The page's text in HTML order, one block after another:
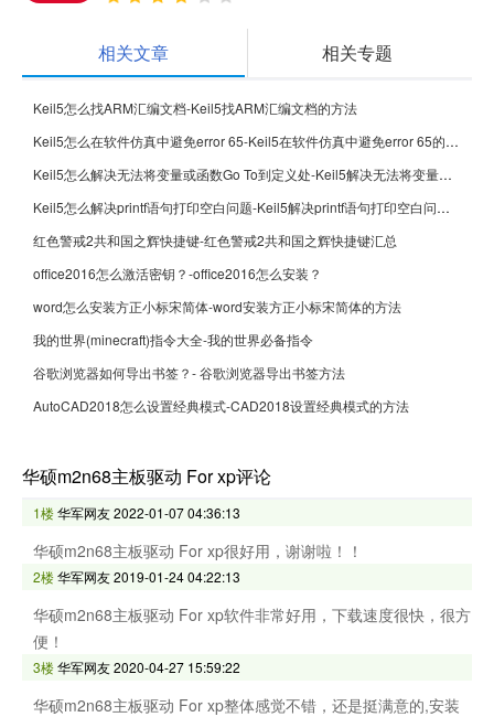
相关文章 相关专题
Keil5怎么找ARM汇编文档-Keil5找ARM汇编文档的方法
Keil5怎么在软件仿真中避免error 65-Keil5在软件仿真中避免error 65的方法
Keil5怎么解决无法将变量或函数Go To到定义处-Keil5解决无法将变量或函数Go To到定义处的方法
Keil5怎么解决printf语句打印空白问题-Keil5解决printf语句打印空白问题的方法
红色警戒2共和国之辉快捷键-红色警戒2共和国之辉快捷键汇总
office2016怎么激活密钥？-office2016怎么安装？
word怎么安装方正小标宋简体-word安装方正小标宋简体的方法
我的世界(minecraft)指令大全-我的世界必备指令
谷歌浏览器如何导出书签？- 谷歌浏览器导出书签方法
AutoCAD2018怎么设置经典模式-CAD2018设置经典模式的方法
华硕m2n68主板驱动 For xp评论
1楼华军网友2022-01-07 04:36:13
华硕m2n68主板驱动 For xp很好用，谢谢啦！！
2楼华军网友2019-01-24 04:22:13
华硕m2n68主板驱动 For xp软件非常好用，下载速度很快，很方
便！
3楼华军网友2020-04-27 15:59:22
华硕m2n68主板驱动 For xp整体感觉不错，还是挺满意的,安装